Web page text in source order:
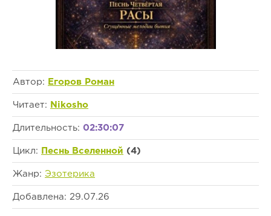
Автор: Егоров Роман
Читает: Nikosho
Длительность: 02:30:07
Цикл: Песнь Вселенной (4)
Жанр: Эзотерика
Добавлена: 29.07.26